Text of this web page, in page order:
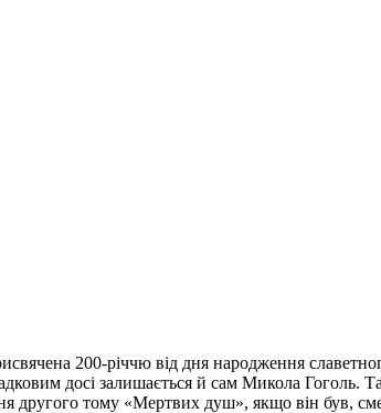
200-річчю від дня народження
досі залишається й сам Микола Гоголь.
другого тому «Мертвих душ», якщо він був,